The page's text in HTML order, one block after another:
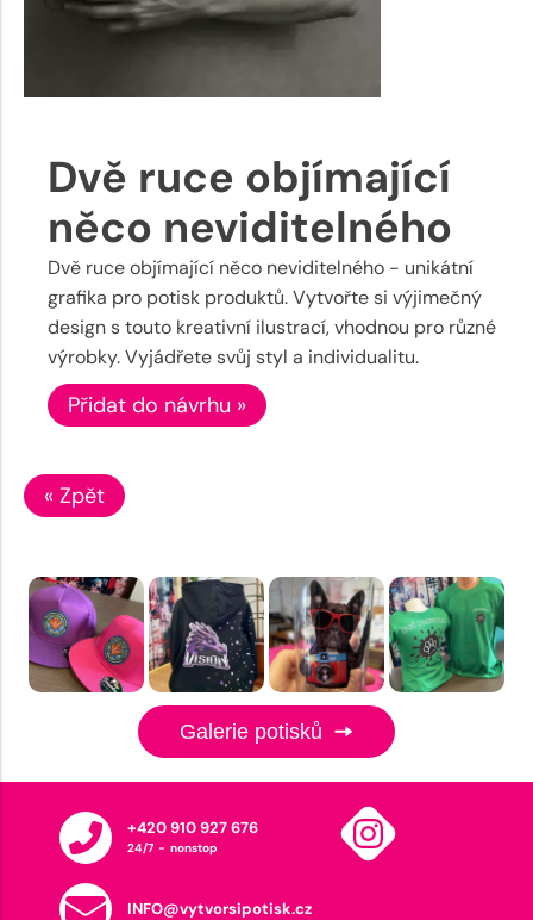
Dvě ruce objímající
něco neviditelného
Dvě ruce objímající něco neviditelného - unikátní
grafika pro potisk produktů. Vytvořte si výjimečný
design s touto kreativní ilustrací, vhodnou pro různé
výrobky. Vyjádřete svůj styl a individualitu.
Přidat do návrhu »
« Zpět
Galerie potisků
+420 910 927 676
24/7 - nonstop
INFO@vytvorsipotisk.cz